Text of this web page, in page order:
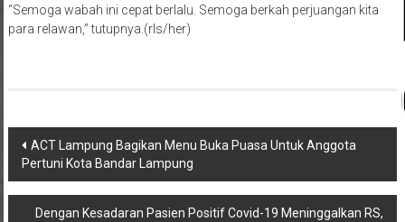
“Semoga wabah ini cepat berlalu. Semoga berkah perjuangan kita
para relawan,” tutupnya.(rls/her)
Navigasi
pos
ACT Lampung Bagikan Menu Buka Puasa Untuk Anggota
Pertuni Kota Bandar Lampung
Dengan Kesadaran Pasien Positif Covid-19 Meninggalkan RS,